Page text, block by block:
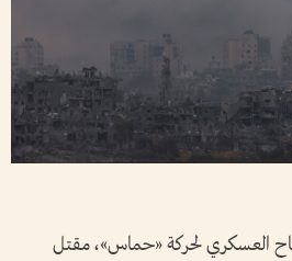
العسكري لحركة «حماس»، مقتل